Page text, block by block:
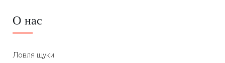
О нас
Ловля щуки